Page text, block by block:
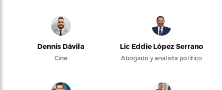
Dennis Dávila
Cine
Lic Eddie López Serrano
Abogado y analista político